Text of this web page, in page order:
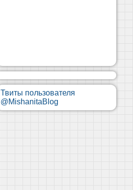
Твиты пользователя
@MishanitaBlog